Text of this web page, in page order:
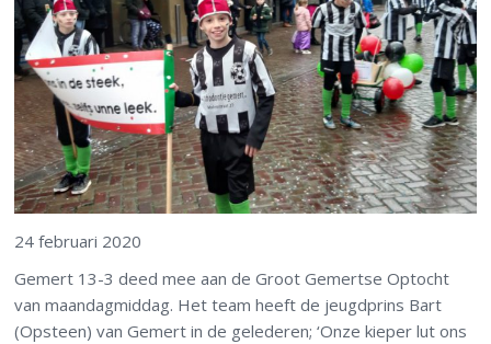
24 februari 2020
Gemert 13-3 deed mee aan de Groot Gemertse Optocht
van maandagmiddag. Het team heeft de jeugdprins Bart
(Opsteen) van Gemert in de gelederen; ‘Onze kieper lut ons